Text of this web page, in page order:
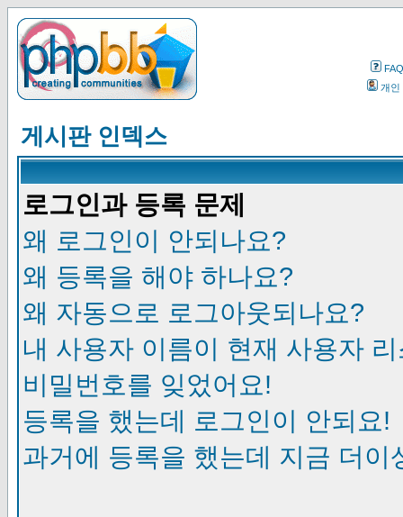
FAQ
개인
게시판 인덱스
로그인과 등록 문제
왜 로그인이 안되나요?
왜 등록을 해야 하나요?
왜 자동으로 로그아웃되나요?
내 사용자 이름이 현재 사용자
비밀번호를 잊었어요!
등록을 했는데 로그인이 안되요!
과거에 등록을 했는데 지금 더이